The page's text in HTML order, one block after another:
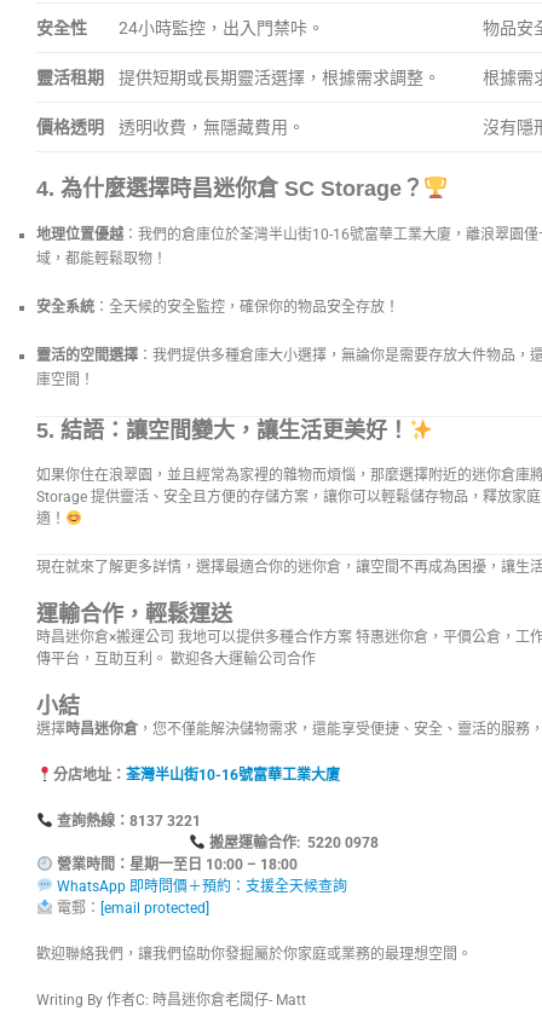
安全性 24小時監控，出入門禁咔。 物品安
靈活租期 提供短期或長期靈活選擇，根據需求調整。 根據需
價格透明 透明收費，無隱藏費用。 沒有隱
4. 為什麼選擇時昌迷你倉 SC Storage？
地理位置優越 ：我們的倉庫位於荃灣半山街10-16號富華工業大廈，離浪翠園
域，都能輕鬆取物！
安全系統 ：全天候的安全監控，確保你的物品安全存放！
靈活的空間選擇 ：我們提供多種倉庫大小選擇，無論你是需要存放大件物品，
庫空間！
5. 結語：讓空間變大，讓生活更美好！
如果你住在浪翠園，並且經常為家裡的雜物而煩惱，那麼選擇附近的迷你倉庫
Storage 提供靈活、安全且方便的存儲方案，讓你可以輕鬆儲存物品，釋放家
適！
現在就來了解更多詳情，選擇最適合你的迷你倉，讓空間不再成為困擾，讓生
運輸合作，輕鬆運送
時昌迷你倉×搬運公司 我地可以提供多種合作方案 特惠迷你倉，平價公倉，工
傳平台，互助互利。 歡迎各大運輸公司合作
小結
選擇時昌迷你倉 ，您不僅能解決儲物需求，還能享受便捷、安全、靈活的服務
分店地址： 荃灣半山街10-16號富華工業大廈
查詢熱線：
搬屋運輸合作: 5220 0978
營業時間：星期一至日 10:00 – 18:00
WhatsApp 即時問價＋預約：支援全天候查詢
電郵： [email protected]
歡迎聯絡我們，讓我們協助你發掘屬於你家庭或業務的最理想空間。
Writing By 作者C: 時昌迷你倉老闆仔- Matt